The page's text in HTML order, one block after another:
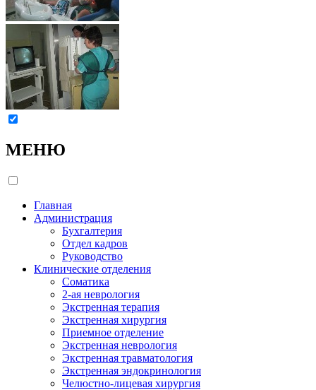
МЕНЮ
Главная
Администрация
Бухгалтерия
Отдел кадров
Руководство
Клинические отделения
Cоматика
2-ая неврология
Экстренная терапия
Экстренная хирургия
Приемное отделение
Экстренная неврология
Экстренная травматология
Экстренная эндокринология
Челюстно-лицевая хирургия